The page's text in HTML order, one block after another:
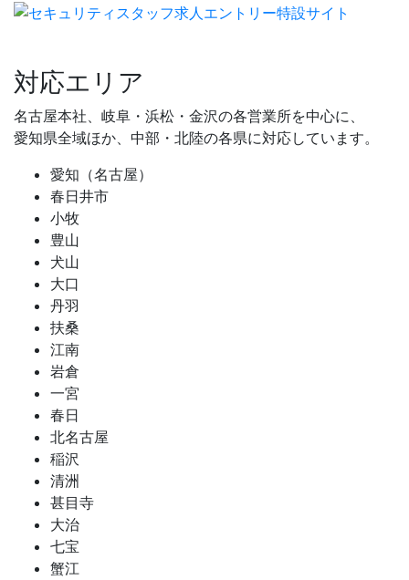
対応エリア
名古屋本社、岐阜・浜松・金沢の各営業所を中心に、
愛知県全域ほか、中部・北陸の各県に対応しています。
愛知（名古屋）
春日井市
小牧
豊山
犬山
大口
丹羽
扶桑
江南
岩倉
一宮
春日
北名古屋
稲沢
清洲
甚目寺
大治
七宝
蟹江